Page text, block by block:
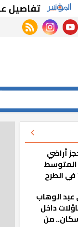
تفاصيل عقد
youtube
instagram
rss feed
أراضي
المتوسط
مسكن 7 في الطرح
الوهاب
داخل
من